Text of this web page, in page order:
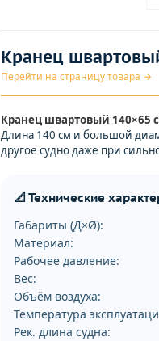
Кранец
Перейти на страницу товара →
Кранец швартовый 140×65
Длина 140 см и большой
другое судно даже при
📐 Технические
Габариты (Д×Ø):
Материал:
Рабочее давление:
Вес:
Объём воздуха:
Температура
Рек. длина судна: